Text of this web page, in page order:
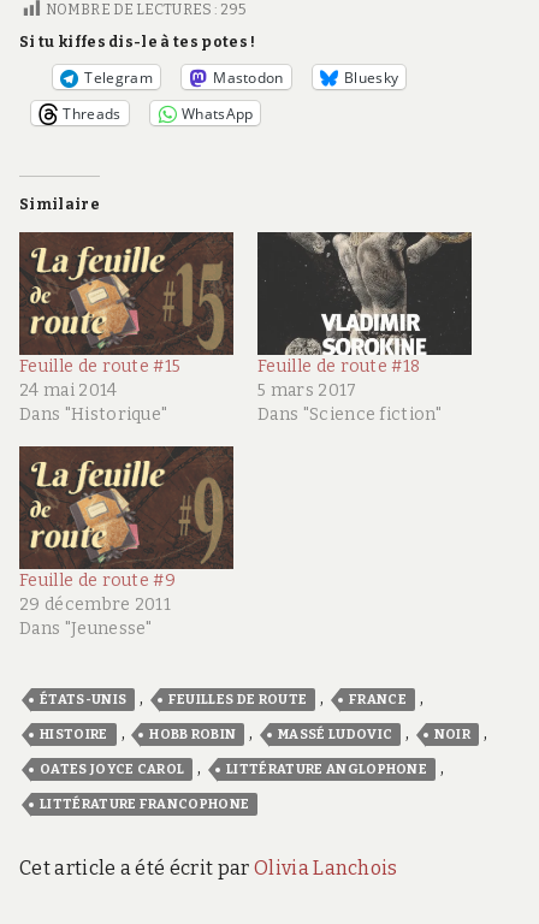
NOMBRE DE LECTURES : 295
Si tu kiffes dis-le à tes potes !
Telegram Mastodon
Bluesky
Threads
WhatsApp
Similaire
Feuille de route #15
24 mai 2014
Dans "Historique"
Feuille de route #18
5 mars 2017
Dans "Science fiction"
Feuille de route #9
29 décembre 2011
Dans "Jeunesse"
ÉTATS-UNIS , FEUILLES DE ROUTE , FRANCE ,
HISTOIRE , HOBB ROBIN , MASSÉ LUDOVIC , NOIR ,
OATES JOYCE CAROL , LITTÉRATURE ANGLOPHONE ,
LITTÉRATURE FRANCOPHONE
Cet article a été écrit par Olivia Lanchois